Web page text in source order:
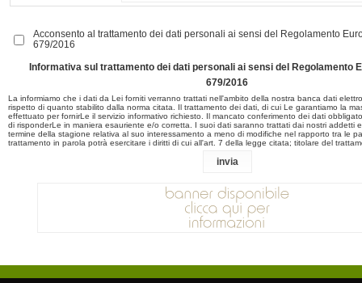
Acconsento al trattamento dei dati personali ai sensi del Regolamento
679/2016
Informativa sul trattamento dei dati personali ai sensi del Regolamento
679/2016
La informiamo che i dati da Lei forniti verranno trattati nell'ambito della nostra banca dati
rispetto di quanto stabilito dalla norma citata. Il trattamento dei dati, di cui Le garantiamo la
effettuato per fornirLe il servizio informativo richiesto. Il mancato conferimento dei dati
di risponderLe in maniera esauriente e/o corretta. I suoi dati saranno trattati dai nostri addetti
termine della stagione relativa al suo interessamento a meno di modifiche nel rapporto tra le
trattamento in parola potrà esercitare i diritti di cui all'art. 7 della legge citata; titolare del